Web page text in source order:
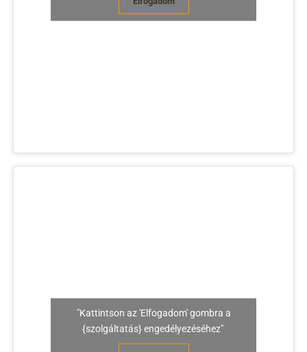
"Kattintson az 'Elfogadom' gombra a
{szolgáltatás} engedélyezéséhez"